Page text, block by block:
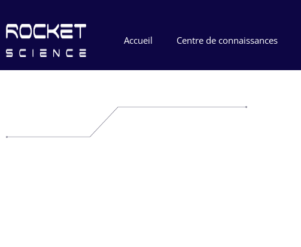
Accueil Centre de connaissances